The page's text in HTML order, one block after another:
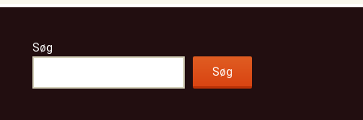
Søg
Søg